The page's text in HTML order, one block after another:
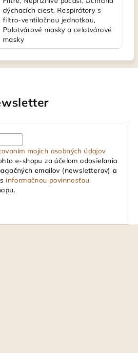
dýchacích ciest, Respirátory s
filtro-ventilačnou jednotkou,
Polotvárové masky a celotvárové
masky
mojich osobných údajov
e-shopu za účelom odosielania
emailov (newsletterov) a
informačnou povinnosťou